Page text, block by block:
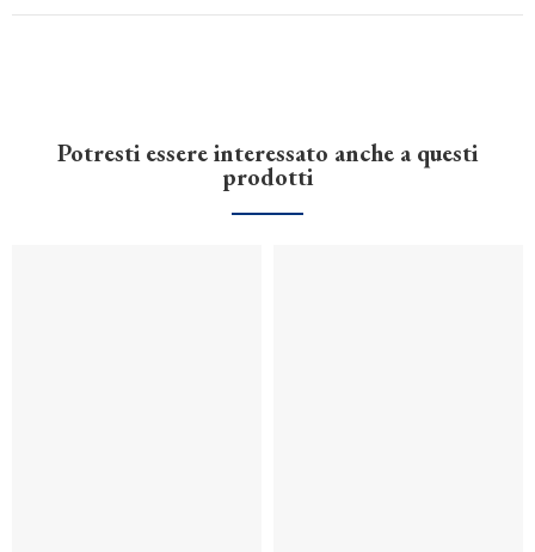
Potresti essere interessato anche a questi
prodotti